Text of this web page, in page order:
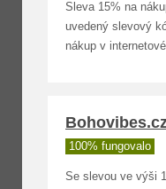
Sleva 15% na
uvedený slevový
nákup v
100% fungovalo
Se slevou ve výši